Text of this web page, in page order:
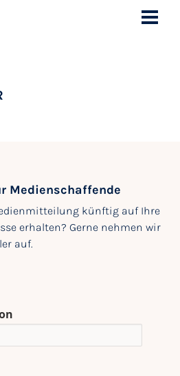
Medienschaffende
künftig auf Ihre
erhalten? Gerne nehmen wir
auf.